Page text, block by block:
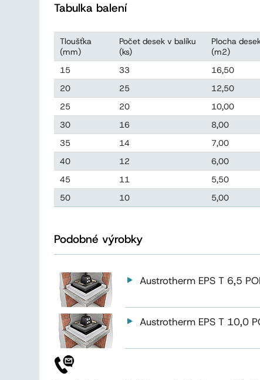
Tabulka balení
Tloušťka
(mm)
Počet desek v balíku
(ks)
Plocha
(m2)
15
33 16,50
20
25 12,50
25
20 10,00
30
16 8,00
35
14 7,00
40
12 6,00
45
11 5,50
50
10 5,00
Podobné výrobky
Austrotherm EPS T 6,5
Austrotherm EPS T 10,0